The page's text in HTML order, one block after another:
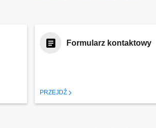
Formularz kontaktowy
PRZEJDŹ